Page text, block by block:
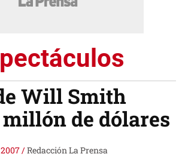
Will Smith
de dólares
/Redacción La Prensa